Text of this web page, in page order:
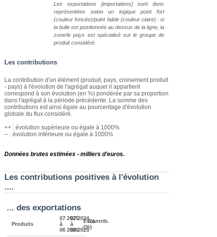
Les exportations [importations] sont donc
représentées selon un logique point fort
(couleur foncée)/point faible (couleur claire) : si
la bulle est positionnée au dessus de la ligne, la
zone/le pays est spécialisé sur le groupe de
produit considéré.
Les contributions
La contribution d'un élément (produit, pays, croisement produit
- pays) à l'évolution de l'agrégat auquel il appartient
correspond à son évolution (en %) pondérée par sa proportion
dans l'agrégat à la période précédente. La somme des
contributions est ainsi égale au pourcentage d'évolution
globale du flux considéré.
++ : évolution supérieure ou égale à 1000%
-- : évolution inférieure ou égale à 1000%
Données brutes estimées - milliers d'euros.
Les contributions positives à l'évolution
....
... des exportations
Produits
07 2025
à
06 2026
07 2024
à
06 2025
Evol.
(%)
Contrib.